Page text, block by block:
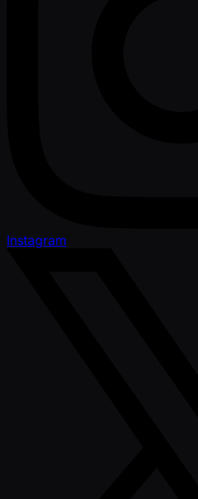
Instagram